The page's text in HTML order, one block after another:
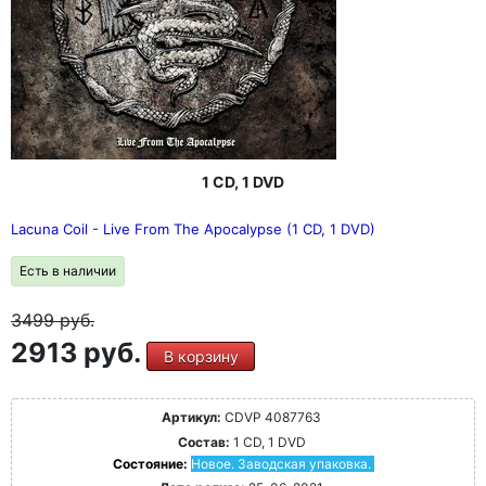
1 CD, 1 DVD
Lacuna Coil - Live From The Apocalypse (1 CD, 1 DVD)
Есть в наличии
3499руб.
2913 руб. В корзину
Артикул: CDVP 4087763
Состав: 1 CD, 1 DVD
Состояние: Новое. Заводская упаковка.